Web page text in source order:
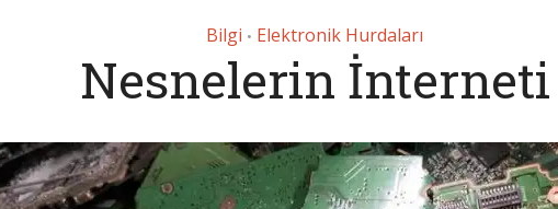
Bilgi • Elektronik Hurdaları
Nesnelerin İnterneti